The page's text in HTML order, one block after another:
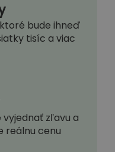
bude ihneď
tisíc a viac
zľavu a
reálnu cenu